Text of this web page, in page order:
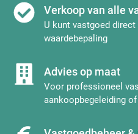
Verkoop van alle
U kunt vastgoed
waardebepaling
Advies op maat
Voor professioneel
aankoopbegeleiding